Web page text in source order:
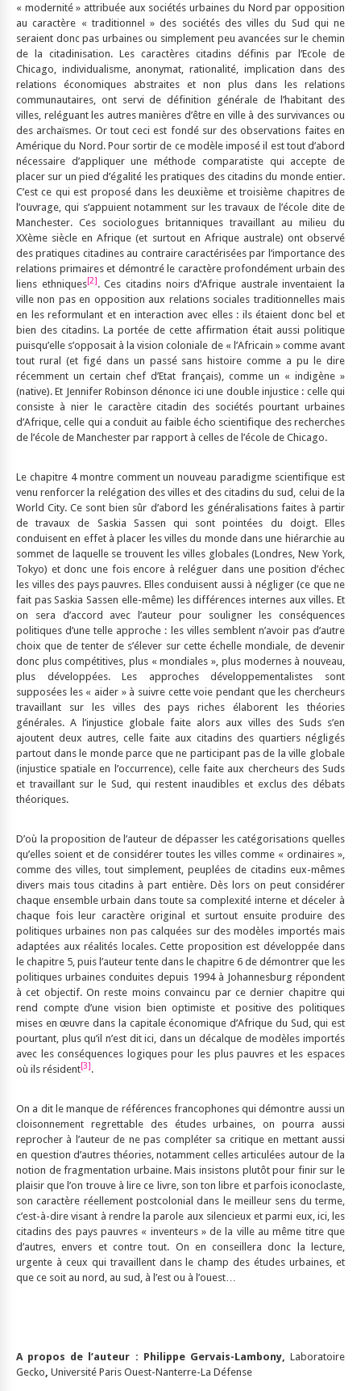
« modernité » attribuée aux sociétés urbaines du Nord par opposition
au caractère « traditionnel » des sociétés des villes du Sud qui ne
seraient donc pas urbaines ou simplement peu avancées sur le chemin
de la citadinisation. Les caractères citadins définis par l’Ecole de
Chicago, individualisme, anonymat, rationalité, implication dans des
relations économiques abstraites et non plus dans les relations
communautaires, ont servi de définition générale de l’habitant des
villes, reléguant les autres manières d’être en ville à des survivances ou
des archaïsmes. Or tout ceci est fondé sur des observations faites en
Amérique du Nord. Pour sortir de ce modèle imposé il est tout d’abord
nécessaire d’appliquer une méthode comparatiste qui accepte de
placer sur un pied d’égalité les pratiques des citadins du monde entier.
C’est ce qui est proposé dans les deuxième et troisième chapitres de
l’ouvrage, qui s’appuient notamment sur les travaux de l’école dite de
Manchester. Ces sociologues britanniques travaillant au milieu du
XXème siècle en Afrique (et surtout en Afrique australe) ont observé
des pratiques citadines au contraire caractérisées par l’importance des
relations primaires et démontré le caractère profondément urbain des
liens ethniques[2]. Ces citadins noirs d’Afrique australe inventaient la
ville non pas en opposition aux relations sociales traditionnelles mais
en les reformulant et en interaction avec elles : ils étaient donc bel et
bien des citadins. La portée de cette affirmation était aussi politique
puisqu’elle s’opposait à la vision coloniale de « l’Africain » comme avant
tout rural (et figé dans un passé sans histoire comme a pu le dire
récemment un certain chef d’Etat français), comme un « indigène »
(native). Et Jennifer Robinson dénonce ici une double injustice : celle qui
consiste à nier le caractère citadin des sociétés pourtant urbaines
d’Afrique, celle qui a conduit au faible écho scientifique des recherches
de l’école de Manchester par rapport à celles de l’école de Chicago.
Le chapitre 4 montre comment un nouveau paradigme scientifique est
venu renforcer la relégation des villes et des citadins du sud, celui de la
World City. Ce sont bien sûr d’abord les généralisations faites à partir
de travaux de Saskia Sassen qui sont pointées du doigt. Elles
conduisent en effet à placer les villes du monde dans une hiérarchie au
sommet de laquelle se trouvent les villes globales (Londres, New York,
Tokyo) et donc une fois encore à reléguer dans une position d’échec
les villes des pays pauvres. Elles conduisent aussi à négliger (ce que ne
fait pas Saskia Sassen elle-même) les différences internes aux villes. Et
on sera d’accord avec l’auteur pour souligner les conséquences
politiques d’une telle approche : les villes semblent n’avoir pas d’autre
choix que de tenter de s’élever sur cette échelle mondiale, de devenir
donc plus compétitives, plus « mondiales », plus modernes à nouveau,
plus développées. Les approches développementalistes sont
supposées les « aider » à suivre cette voie pendant que les chercheurs
travaillant sur les villes des pays riches élaborent les théories
générales. A l’injustice globale faite alors aux villes des Suds s’en
ajoutent deux autres, celle faite aux citadins des quartiers négligés
partout dans le monde parce que ne participant pas de la ville globale
(injustice spatiale en l’occurrence), celle faite aux chercheurs des Suds
et travaillant sur le Sud, qui restent inaudibles et exclus des débats
théoriques.
D’où la proposition de l’auteur de dépasser les catégorisations quelles
qu’elles soient et de considérer toutes les villes comme « ordinaires »,
comme des villes, tout simplement, peuplées de citadins eux-mêmes
divers mais tous citadins à part entière. Dès lors on peut considérer
chaque ensemble urbain dans toute sa complexité interne et déceler à
chaque fois leur caractère original et surtout ensuite produire des
politiques urbaines non pas calquées sur des modèles importés mais
adaptées aux réalités locales. Cette proposition est développée dans
le chapitre 5, puis l’auteur tente dans le chapitre 6 de démontrer que les
politiques urbaines conduites depuis 1994 à Johannesburg répondent
à cet objectif. On reste moins convaincu par ce dernier chapitre qui
rend compte d’une vision bien optimiste et positive des politiques
mises en œuvre dans la capitale économique d’Afrique du Sud, qui est
pourtant, plus qu’il n’est dit ici, dans un décalque de modèles importés
avec les conséquences logiques pour les plus pauvres et les espaces
où ils résident[3].
On a dit le manque de références francophones qui démontre aussi un
cloisonnement regrettable des études urbaines, on pourra aussi
reprocher à l’auteur de ne pas compléter sa critique en mettant aussi
en question d’autres théories, notamment celles articulées autour de la
notion de fragmentation urbaine. Mais insistons plutôt pour finir sur le
plaisir que l’on trouve à lire ce livre, son ton libre et parfois iconoclaste,
son caractère réellement postcolonial dans le meilleur sens du terme,
c’est-à-dire visant à rendre la parole aux silencieux et parmi eux, ici, les
citadins des pays pauvres « inventeurs » de la ville au même titre que
d’autres, envers et contre tout. On en conseillera donc la lecture,
urgente à ceux qui travaillent dans le champ des études urbaines, et
que ce soit au nord, au sud, à l’est ou à l’ouest…
A propos de l’auteur : Philippe Gervais-Lambony,Laboratoire
Gecko, Université Paris Ouest-Nanterre-La Défense